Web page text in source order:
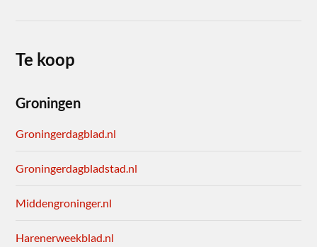
Te koop
Groningen
Groningerdagblad.nl
Groningerdagbladstad.nl
Middengroninger.nl
Harenerweekblad.nl